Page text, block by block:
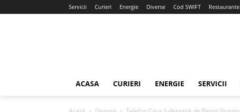
Servicii Curieri Energie Diverse Cod SWIFT Restaurante
ACASA CURIERI ENERGIE SERVICII